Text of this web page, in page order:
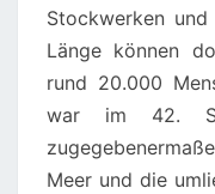
Stockwerken
Länge können
rund 20.000
war im 42.
Meer und die